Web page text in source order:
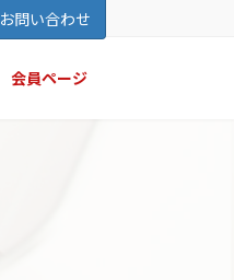
お問い合わせ
会員ページ